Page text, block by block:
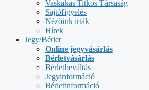
Vaskakas Titkos Társaság
Sajtófigyelés
Nézőink írták
Hírek
Jegy/Bérlet
Online jegyvásárlás
Bérletvásárlás
Bérletbeváltás
Jegyinformáció
Bérletinformáció